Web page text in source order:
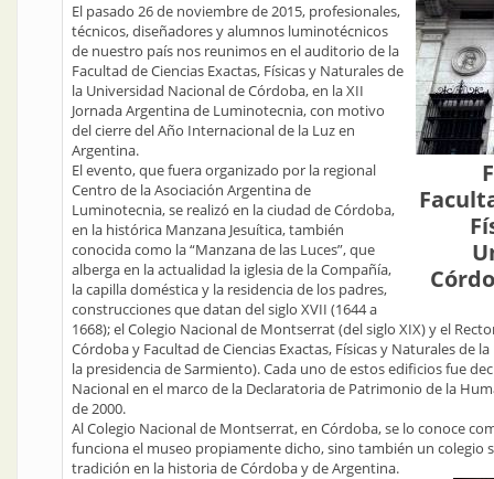
El pasado 26 de noviembre de 2015, profesionales,
técnicos, diseñadores y alumnos luminotécnicos
de nuestro país nos reunimos en el auditorio de la
Facultad de Ciencias Exactas, Físicas y Naturales de
la Universidad Nacional de Córdoba, en la XII
Jornada Argentina de Luminotecnia, con motivo
del cierre del Año Internacional de la Luz en
Argentina.
El evento, que fuera organizado por la regional
Centro de la Asociación Argentina de
Luminotecnia, se realizó en la ciudad de Córdoba,
en la histórica Manzana Jesuítica, también
conocida como la “Manzana de las Luces”, que
alberga en la actualidad la iglesia de la Compañía,
la capilla doméstica y la residencia de los padres,
construcciones que datan del siglo XVII (1644 a
1668); el Colegio Nacional de Montserrat (del siglo XIX) y el
Córdoba y Facultad de Ciencias Exactas, Físicas y Naturales de
la presidencia de Sarmiento). Cada uno de estos edificios fue
Nacional en el marco de la Declaratoria de Patrimonio de la
de 2000.
Al Colegio Nacional de Montserrat, en Córdoba, se lo conoce
funciona el museo propiamente dicho, sino también un colegio
tradición en la historia de Córdoba y de Argentina.